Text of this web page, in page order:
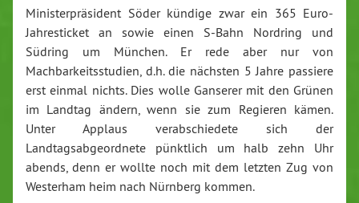
Ministerpräsident Söder kündige zwar ein 365 Euro-
Jahresticket an sowie einen S-Bahn Nordring und
Südring um München. Er rede aber nur von
Machbarkeitsstudien, d.h. die nächsten 5 Jahre passiere
erst einmal nichts. Dies wolle Ganserer mit den Grünen
im Landtag ändern, wenn sie zum Regieren kämen.
Unter Applaus verabschiedete sich der
Landtagsabgeordnete pünktlich um halb zehn Uhr
abends, denn er wollte noch mit dem letzten Zug von
Westerham heim nach Nürnberg kommen.